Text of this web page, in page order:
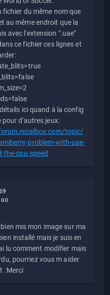
fichier du même nom que
au même endroit que la
avec l'extension ".uae"
ce fichier ces lignes et
ici quand à la config
pour d'autres jeux:
topic/
problem-with-uae-
the-cpu-speed
mis mon image sur ma
installé mais je suis en
lu comment modifier mais
pourriez vous m aider
.Merci